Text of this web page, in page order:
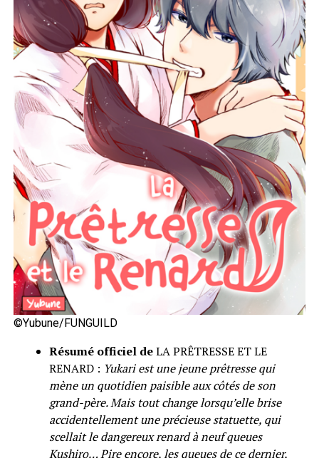
©Yubune/FUNGUILD
Résumé officiel deLA PRÊTRESSE ET LE
RENARD : Yukari est une jeune prêtresse qui
mène un quotidien paisible aux côtés de son
grand-père. Mais tout change lorsqu’elle brise
accidentellement une précieuse statuette, qui
scellait le dangereux renard à neuf queues
Kushiro… Pire encore, les queues de ce dernier,